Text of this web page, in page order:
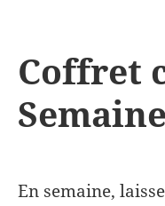
Coffret
Semaine
En semaine,